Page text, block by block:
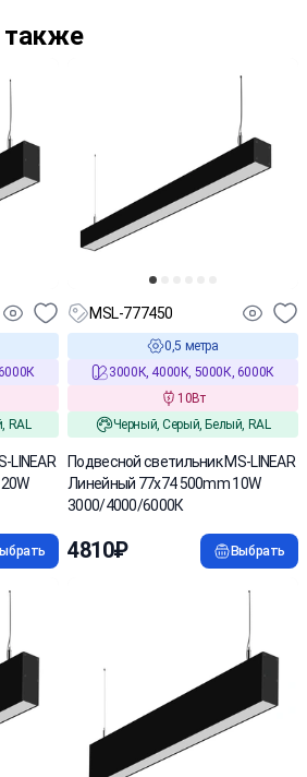
RAL
LINEAR
MSL-777450
0,5 метра
3000К, 4000К, 5000К, 6000К
10Вт
Черный, Серый, Белый, RAL
Подвесной светильник MS-LINEAR
Линейный 77х74 500mm 10W
3000/4000/6000К
4810₽ Выбрать